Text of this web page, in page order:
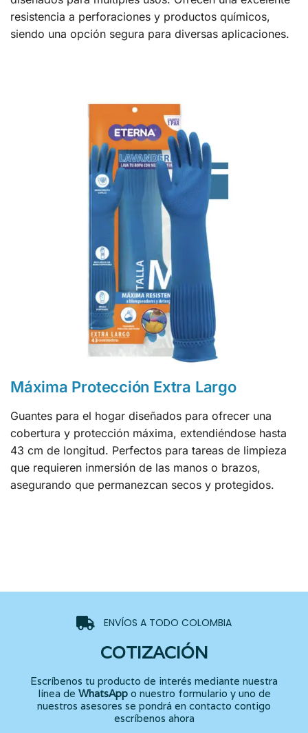
resistencia a perforaciones y productos químicos,
siendo una opción segura para diversas aplicaciones.
Máxima Protección Extra Largo
Guantes para el hogar diseñados para ofrecer una
cobertura y protección máxima, extendiéndose hasta
43 cm de longitud. Perfectos para tareas de limpieza
que requieren inmersión de las manos o brazos,
asegurando que permanezcan secos y protegidos.
ENVÍOS A TODO COLOMBIA
COTIZACIÓN
Escríbenos tu producto de interés mediante nuestra
línea de WhatsAppo nuestro formulario y uno de
nuestros asesores se pondrá en contacto contigo
escríbenos ahora